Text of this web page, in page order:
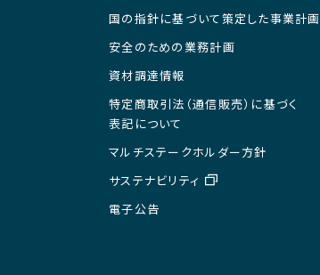
国の指針に基づいて策定した事業計画
安全のための業務計画
資材調達情報
特定商取引法（通信販売）に基づく
表記について
マルチステークホルダー方針
サステナビリティ
電子公告